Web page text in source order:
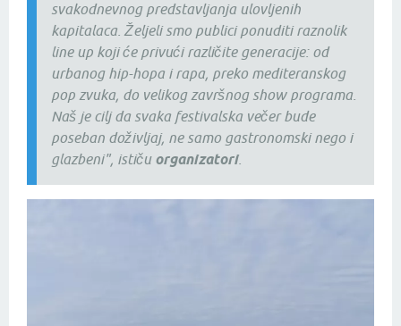
svakodnevnog predstavljanja ulovljenih
kapitalaca. Željeli smo publici ponuditi raznolik
line up koji će privući različite generacije: od
urbanog hip-hopa i rapa, preko mediteranskog
pop zvuka, do velikog završnog show programa.
Naš je cilj da svaka festivalska večer bude
poseban doživljaj, ne samo gastronomski nego i
glazbeni", ističu organizatori.